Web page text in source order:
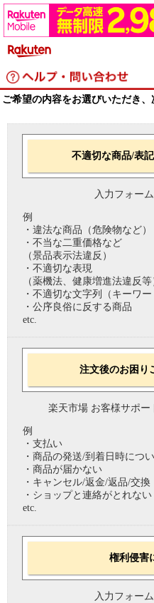
ご希望の内容をお選びいただき、
不適切な商品/表
入力フォー
例
・違法な商品（危険物など）
・不当な二重価格など
（景品表示法違反）
・不適切な表現
（薬機法、健康増進法違反等
・不適切な文字列（キーワー
・公序良俗に反する商品
etc.
注文後のお困り
楽天市場 お客様サポー
例
・支払い
・商品の発送/到着日時につ
・商品が届かない
・キャンセル/返金/返品/交換
・ショップと連絡がとれない
etc.
権利侵害
入力フォー